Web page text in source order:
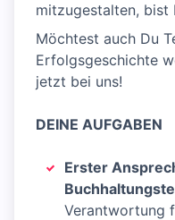
mitzugestalten, bist
Möchtest auch Du
Erfolgsgeschichte
jetzt bei uns!
DEINE AUFGABEN
Erster
Verantwortung